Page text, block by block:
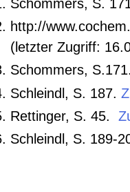
Schommers, S.
http://
(letzter Zugriff:
Schommers,
Schleindl, S. 187.
Rettinger, S. 45.
Schleindl, S. 189-